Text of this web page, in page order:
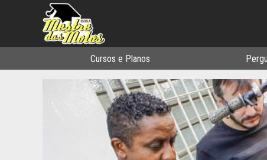
Cursos e Planos